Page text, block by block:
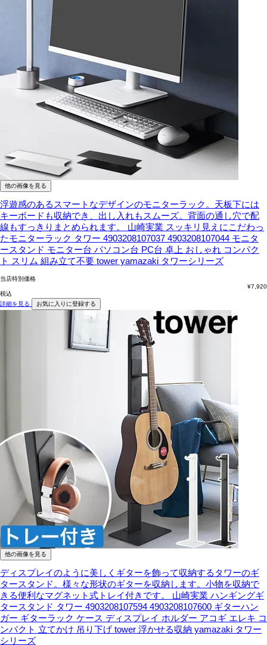
他の画像を見る
浮遊感のあるスマートなデザインのモニターラック。天板下には
キーボードも収納でき、出し入れもスムーズ。背面の通し穴で配
線もすっきりまとめられます。
山崎実業 スッキリ見えにこだわっ
たモニターラック タワー 4903208107037 4903208107044 モニタ
ースタンド モニター台 パソコン台 PC台 卓上 おしゃれ コンパク
ト スリム 組み立て不要 tower yamazaki タワーシリーズ
当店特別価格
¥7,920
税込
詳細を見る
お気に入りに登録する
他の画像を見る
ディスプレイのように美しくギターを飾って収納するタワーのギ
タースタンド。様々な形状のギターを収納します。小物を収納で
きる便利なマグネット式トレイ付きです。
山崎実業 ハンギングギ
タースタンド タワー 4903208107594 4903208107600 ギターハン
ガー ギターラック ケース ディスプレイ ホルダー アコギ エレキ コ
ンパクト 立てかけ 吊り下げ tower 浮かせる収納 yamazaki タワー
シリーズ